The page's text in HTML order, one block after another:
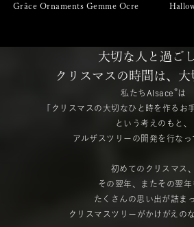
Grâce Ornaments Gemme Ocre
大切な人と過ご
クリスマスの時間は、大
私たちAlsace ®︎は
「クリスマスの大切なひと時を作るお
という考えのもと、
アルザスツリーの開発を行なっ
初めてのクリスマス、
その翌年、またその翌年
たくさんの思い出が詰ま
クリスマスツリーがかけがえの